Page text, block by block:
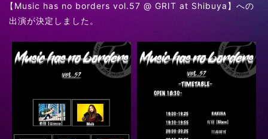
【 Music has no borders vol.57 @ GRIT at Shibuya】への
出演が決定しました。